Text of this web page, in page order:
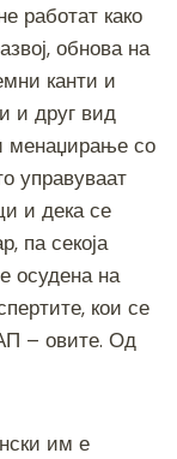
работат како
обнова на
канти и
и друг вид
менаџирање со
управуваат
и дека се
па секоја
осудена на
кои се
– овите. Од
им е